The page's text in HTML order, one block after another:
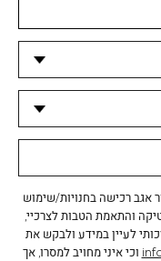
אגב רכישה בחנויות/שימוש
והתאמת הטבות לצרכיי,
לעיין במידע ולבקש את
וכי איני מחויב למסרו, אך